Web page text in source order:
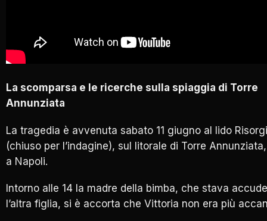
La scomparsa e le ricerche sulla spiaggia di Torre
Annunziata
La tragedia è avvenuta sabato 11 giugno al lido
(chiuso per l’indagine), sul litorale di Torre Annunziata,
a Napoli.
Intorno alle 14 la madre della bimba, che stava
l’altra figlia, si è accorta che Vittoria non era più